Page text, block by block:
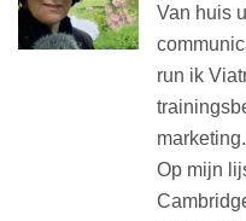
Van huis
run ik
marketing.
Op mijn